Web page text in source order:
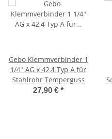
Gebo Klemmverbinder 1
1/4" AG x 42,4 Typ A für
Stahlrohr Temperguss
27,90 € *